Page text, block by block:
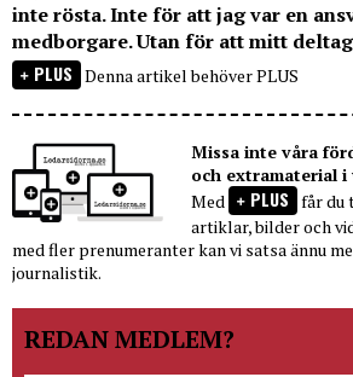
inte rösta. Inte för att jag var en
medborgare. Utan för att mitt
PLUS Denna artikel behöver PLUS
Missa inte våra
och extramaterial i
Med
PLUS får du
artiklar, bilder och
med fler prenumeranter kan vi satsa ännu
journalistik.
REDAN MEDLEM?